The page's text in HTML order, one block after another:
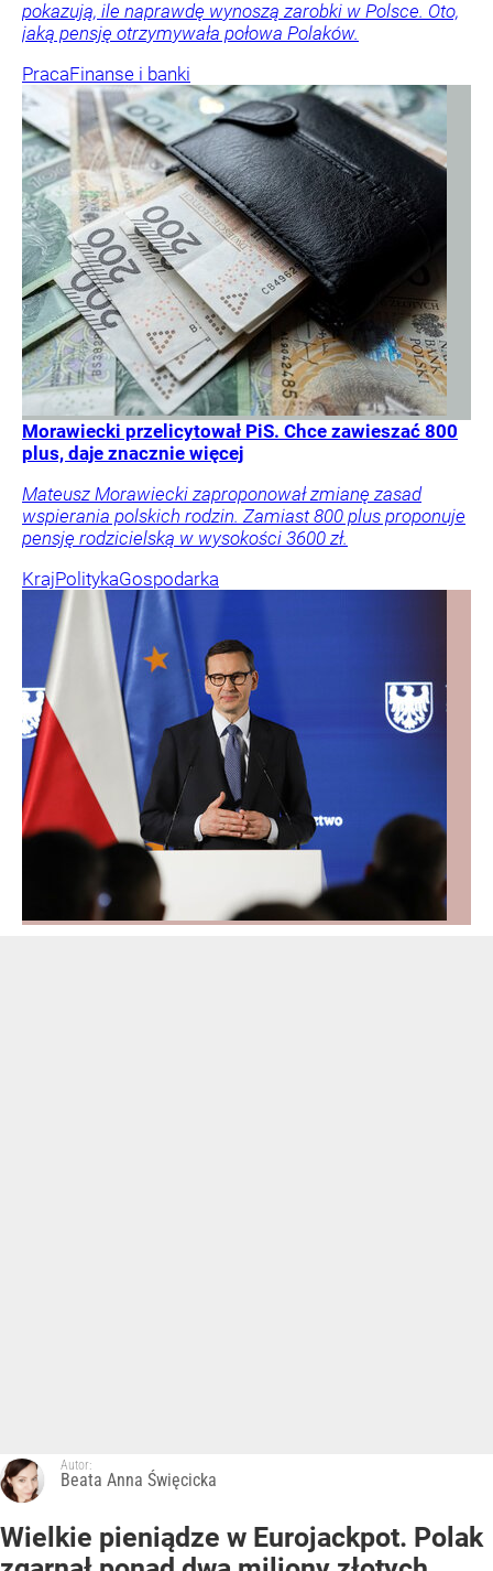
pokazują, ile naprawdę wynoszą zarobki w Polsce. Oto,
jaką pensję otrzymywała połowa Polaków.
PracaFinanse i banki
Morawiecki przelicytował PiS. Chce zawieszać 800
plus, daje znacznie więcej
Mateusz Morawiecki zaproponował zmianę zasad
wspierania polskich rodzin. Zamiast 800 plus proponuje
pensję rodzicielską w wysokości 3600 zł.
KrajPolitykaGospodarka
Autor:
Beata Anna Święcicka
Wielkie pieniądze w Eurojackpot. Polak